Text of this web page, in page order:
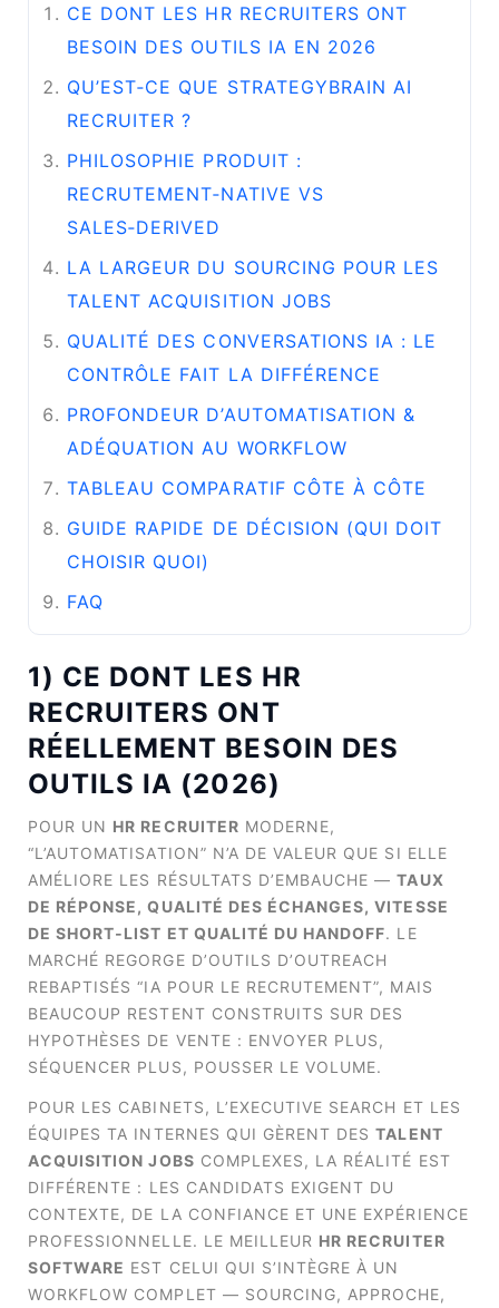
CE DONT LES HR RECRUITERS ONT
BESOIN DES OUTILS IA EN 2026
QU’EST‑CE QUE STRATEGYBRAIN AI
RECRUITER ?
PHILOSOPHIE PRODUIT :
RECRUTEMENT‑NATIVE VS
SALES‑DERIVED
LA LARGEUR DU SOURCING POUR LES
TALENT ACQUISITION JOBS
QUALITÉ DES CONVERSATIONS IA : LE
CONTRÔLE FAIT LA DIFFÉRENCE
PROFONDEUR D’AUTOMATISATION &
ADÉQUATION AU WORKFLOW
TABLEAU COMPARATIF CÔTE À CÔTE
GUIDE RAPIDE DE DÉCISION (QUI DOIT
CHOISIR QUOI)
FAQ
1) CE DONT LES HR
RECRUITERS ONT
RÉELLEMENT BESOIN DES
OUTILS IA (2026)
POUR UN HR RECRUITER MODERNE,
“L’AUTOMATISATION” N’A DE VALEUR QUE SI ELLE
AMÉLIORE LES RÉSULTATS D’EMBAUCHE —TAUX
DE RÉPONSE, QUALITÉ DES ÉCHANGES, VITESSE
DE SHORT‑LIST ET QUALITÉ DU HANDOFF. LE
MARCHÉ REGORGE D’OUTILS D’OUTREACH
REBAPTISÉS “IA POUR LE RECRUTEMENT”, MAIS
BEAUCOUP RESTENT CONSTRUITS SUR DES
HYPOTHÈSES DE VENTE : ENVOYER PLUS,
SÉQUENCER PLUS, POUSSER LE VOLUME.
POUR LES CABINETS, L’EXECUTIVE SEARCH ET LES
ÉQUIPES TA INTERNES QUI GÈRENT DESTALENT
ACQUISITION JOBS COMPLEXES, LA RÉALITÉ EST
DIFFÉRENTE : LES CANDIDATS EXIGENT DU
CONTEXTE, DE LA CONFIANCE ET UNE EXPÉRIENCE
PROFESSIONNELLE. LE MEILLEUR HR RECRUITER
SOFTWARE EST CELUI QUI S’INTÈGRE À UN
WORKFLOW COMPLET — SOURCING, APPROCHE,